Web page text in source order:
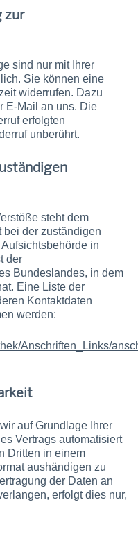
zur
sind nur mit Ihrer
Sie können eine
widerrufen. Dazu
E-Mail an uns. Die
erfolgten
unberührt.
steht dem
bei der zuständigen
in
der
Bundeslandes, in dem
Eine Liste der
Kontaktdaten
werden:
Anschriften_Links/
auf Grundlage Ihrer
Vertrags automatisiert
Dritten in einem
aushändigen zu
der Daten an
erfolgt dies nur,